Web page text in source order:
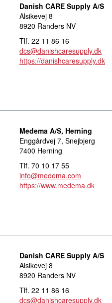
Danish CARE Supply A/S
Alsikevej 8
8920 Randers NV
Tlf. 22 11 86 16
dcs@danishcaresupply.dk
https://danishcaresupply.dk
Medema A/S, Herning
Enggårdvej 7, Snejbjerg
7400 Herning
Tlf. 70 10 17 55
info@medema.com
https://www.medema.dk
Danish CARE Supply A/S
Alsikevej 8
8920 Randers NV
Tlf. 22 11 86 16
dcs@danishcaresupply.dk